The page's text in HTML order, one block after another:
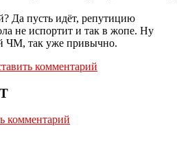
Да пусть идёт, репутицию
не испортит и так в жопе. Ну
ЧМ, так уже привычно.
комментарий
комментарий